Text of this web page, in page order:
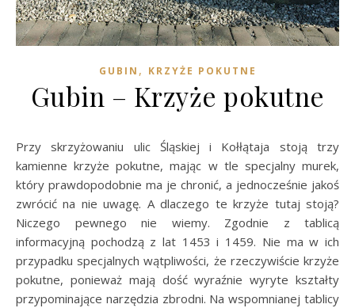
GUBIN , KRZYŻE POKUTNE
Gubin – Krzyże pokutne
Przy skrzyżowaniu ulic Śląskiej i Kołłątaja stoją trzy
kamienne krzyże pokutne, mając w tle specjalny murek,
który prawdopodobnie ma je chronić, a jednocześnie jakoś
zwrócić na nie uwagę. A dlaczego te krzyże tutaj stoją?
Niczego pewnego nie wiemy. Zgodnie z tablicą
informacyjną pochodzą z lat 1453 i 1459. Nie ma w ich
przypadku specjalnych wątpliwości, że rzeczywiście krzyże
pokutne, ponieważ mają dość wyraźnie wyryte kształty
przypominające narzędzia zbrodni. Na wspomnianej tablicy